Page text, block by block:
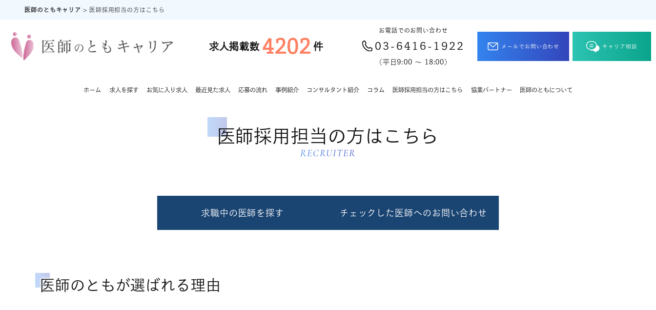
医師のともキャリア > 医師採用担当の方はこちら
求人掲載数 4202 件
お電話でのお問い合わせ
03-6416-1922
（平日9:00 〜 18:00）
メールでお問い合わせ キャリア相談
ホーム 求人を探す お気に入り求人 最近見た求人 応募の流れ 事例紹介 コンサルタント紹介 コラム 医師採用担当の方はこちら 協業パートナー 医師のともについて
医師採用担当の方はこちら
RECRUITER
求職中の医師を探す チェックした医師へのお問い合わせ
医師のともが選ばれる理由